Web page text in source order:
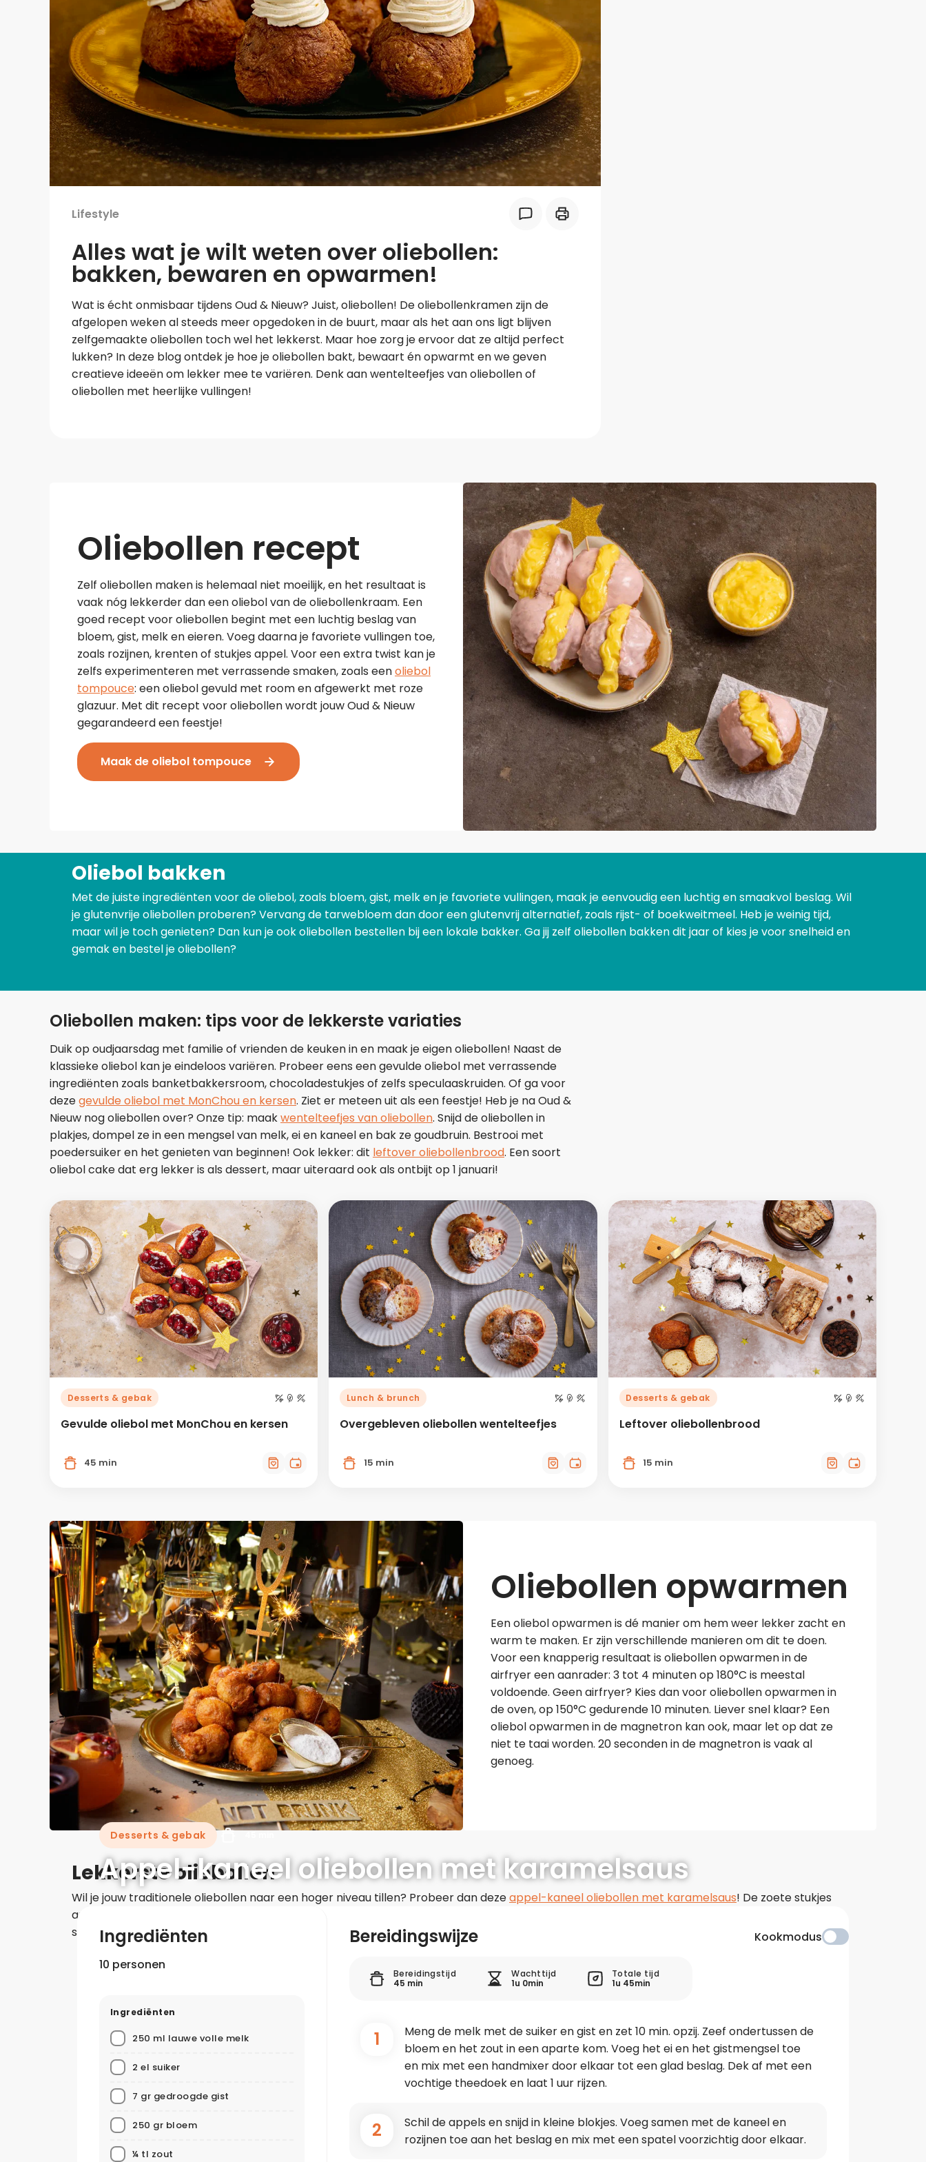
Midden-Oosters
Kooktips & blogs
Leer koken als een chef
Kooktips & blogs
Lifestyle
Alles wat je wilt weten over oliebollen:
bakken, bewaren en opwarmen!
Wat is écht onmisbaar tijdens Oud & Nieuw? Juist, oliebollen! De oliebollenkramen zijn de
afgelopen weken al steeds meer opgedoken in de buurt, maar als het aan ons ligt blijven
zelfgemaakte oliebollen toch wel het lekkerst. Maar hoe zorg je ervoor dat ze altijd perfect
lukken? In deze blog ontdek je hoe je oliebollen bakt, bewaart én opwarmt en we geven
creatieve ideeën om lekker mee te variëren. Denk aan wentelteefjes van oliebollen of
oliebollen met heerlijke vullingen!
Oliebollen recept
Zelf oliebollen maken is helemaal niet moeilijk, en het resultaat is
vaak nóg lekkerder dan een oliebol van de oliebollenkraam. Een
goed recept voor oliebollen begint met een luchtig beslag van
bloem, gist, melk en eieren. Voeg daarna je favoriete vullingen toe,
zoals rozijnen, krenten of stukjes appel. Voor een extra twist kan je
zelfs experimenteren met verrassende smaken, zoals eenoliebol
tompouce: een oliebol gevuld met room en afgewerkt met roze
glazuur. Met dit recept voor oliebollen wordt jouw Oud & Nieuw
gegarandeerd een feestje!
Maak de oliebol tompouce
Oliebol bakken
Met de juiste ingrediënten voor de oliebol, zoals bloem, gist, melk en je favoriete vullingen, maak je eenvoudig een luchtig en smaakvol beslag. Wil
je glutenvrije oliebollen proberen? Vervang de tarwebloem dan door een glutenvrij alternatief, zoals rijst- of boekweitmeel. Heb je weinig tijd,
maar wil je toch genieten? Dan kun je ook oliebollen bestellen bij een lokale bakker. Ga jij zelf oliebollen bakken dit jaar of kies je voor snelheid en
gemak en bestel je oliebollen?
Oliebollen maken: tips voor de lekkerste variaties
Duik op oudjaarsdag met familie of vrienden de keuken in en maak je eigen oliebollen! Naast de
klassieke oliebol kan je eindeloos variëren. Probeer eens een gevulde oliebol met verrassende
ingrediënten zoals banketbakkersroom, chocoladestukjes of zelfs speculaaskruiden. Of ga voor
dezegevulde oliebol met MonChou en kersen. Ziet er meteen uit als een feestje! Heb je na Oud &
Nieuw nog oliebollen over? Onze tip: maakwentelteefjes van oliebollen. Snijd de oliebollen in
plakjes, dompel ze in een mengsel van melk, ei en kaneel en bak ze goudbruin. Bestrooi met
poedersuiker en het genieten van beginnen! Ook lekker: dit leftover oliebollenbrood. Een soort
oliebol cake dat erg lekker is als dessert, maar uiteraard ook als ontbijt op 1 januari!
Desserts & gebak
Gevulde oliebol met MonChou en kersen
45 min
Lunch & brunch
Overgebleven oliebollen wentelteefjes
15 min
Desserts & gebak
Leftover oliebollenbrood
15 min
Oliebollen opwarmen
Een oliebol opwarmen is dé manier om hem weer lekker zacht en
warm te maken. Er zijn verschillende manieren om dit te doen.
Voor een knapperig resultaat is oliebollen opwarmen in de
airfryer een aanrader: 3 tot 4 minuten op 180°C is meestal
voldoende. Geen airfryer? Kies dan voor oliebollen opwarmen in
de oven, op 150°C gedurende 10 minuten. Liever snel klaar? Een
oliebol opwarmen in de magnetron kan ook, maar let op dat ze
niet te taai worden. 20 seconden in de magnetron is vaak al
genoeg.
Lekkerste oliebollen
Wil je jouw traditionele oliebollen naar een hoger niveau tillen? Probeer dan dezeappel-kaneel oliebollen met karamelsaus! De zoete stukjes
appel en warme kaneel geven een heerlijke, winterse smaak aan de klassieke oliebol. Wedden dat dit recept gegarandeerd bij iedereen in de
smaak valt?
Desserts & gebak
Appel-kaneel oliebollen met karamelsaus
Ingrediënten
10 personen
Ingrediënten
250 ml lauwe volle melk
2 el suiker
7 gr gedroogde gist
250 gr bloem
¼ tl zout
Bereidingswijze Kookmodus
Bereidingstijd
45 min
Wachttijd
1u 0min
Totale tijd
1u 45min
1
Meng de melk met de suiker en gist en zet 10 min. opzij. Zeef ondertussen de
bloem en het zout in een aparte kom. Voeg het ei en het gistmengsel toe
en mix met een handmixer door elkaar tot een glad beslag. Dek af met een
vochtige theedoek en laat 1 uur rijzen.
2
Schil de appels en snijd in kleine blokjes. Voeg samen met de kaneel en
rozijnen toe aan het beslag en mix met een spatel voorzichtig door elkaar.